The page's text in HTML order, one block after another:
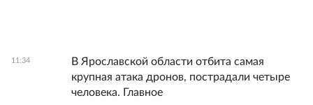
11:34
В Ярославской области отбита самая
крупная атака дронов, пострадали четыре
человека. Главное